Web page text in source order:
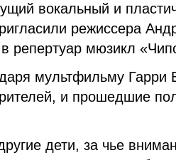
вокальный и
режиссера
репертуар мюзикл
мультфильму Гарри
и прошедшие
дети, за чье